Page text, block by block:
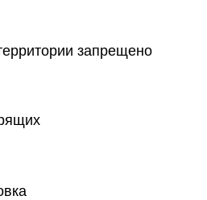
запрещено